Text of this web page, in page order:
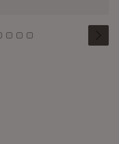
01
Kachel: 2
Zu Kachel: 3
Zu Kachel: 4
Zu Kachel: 5